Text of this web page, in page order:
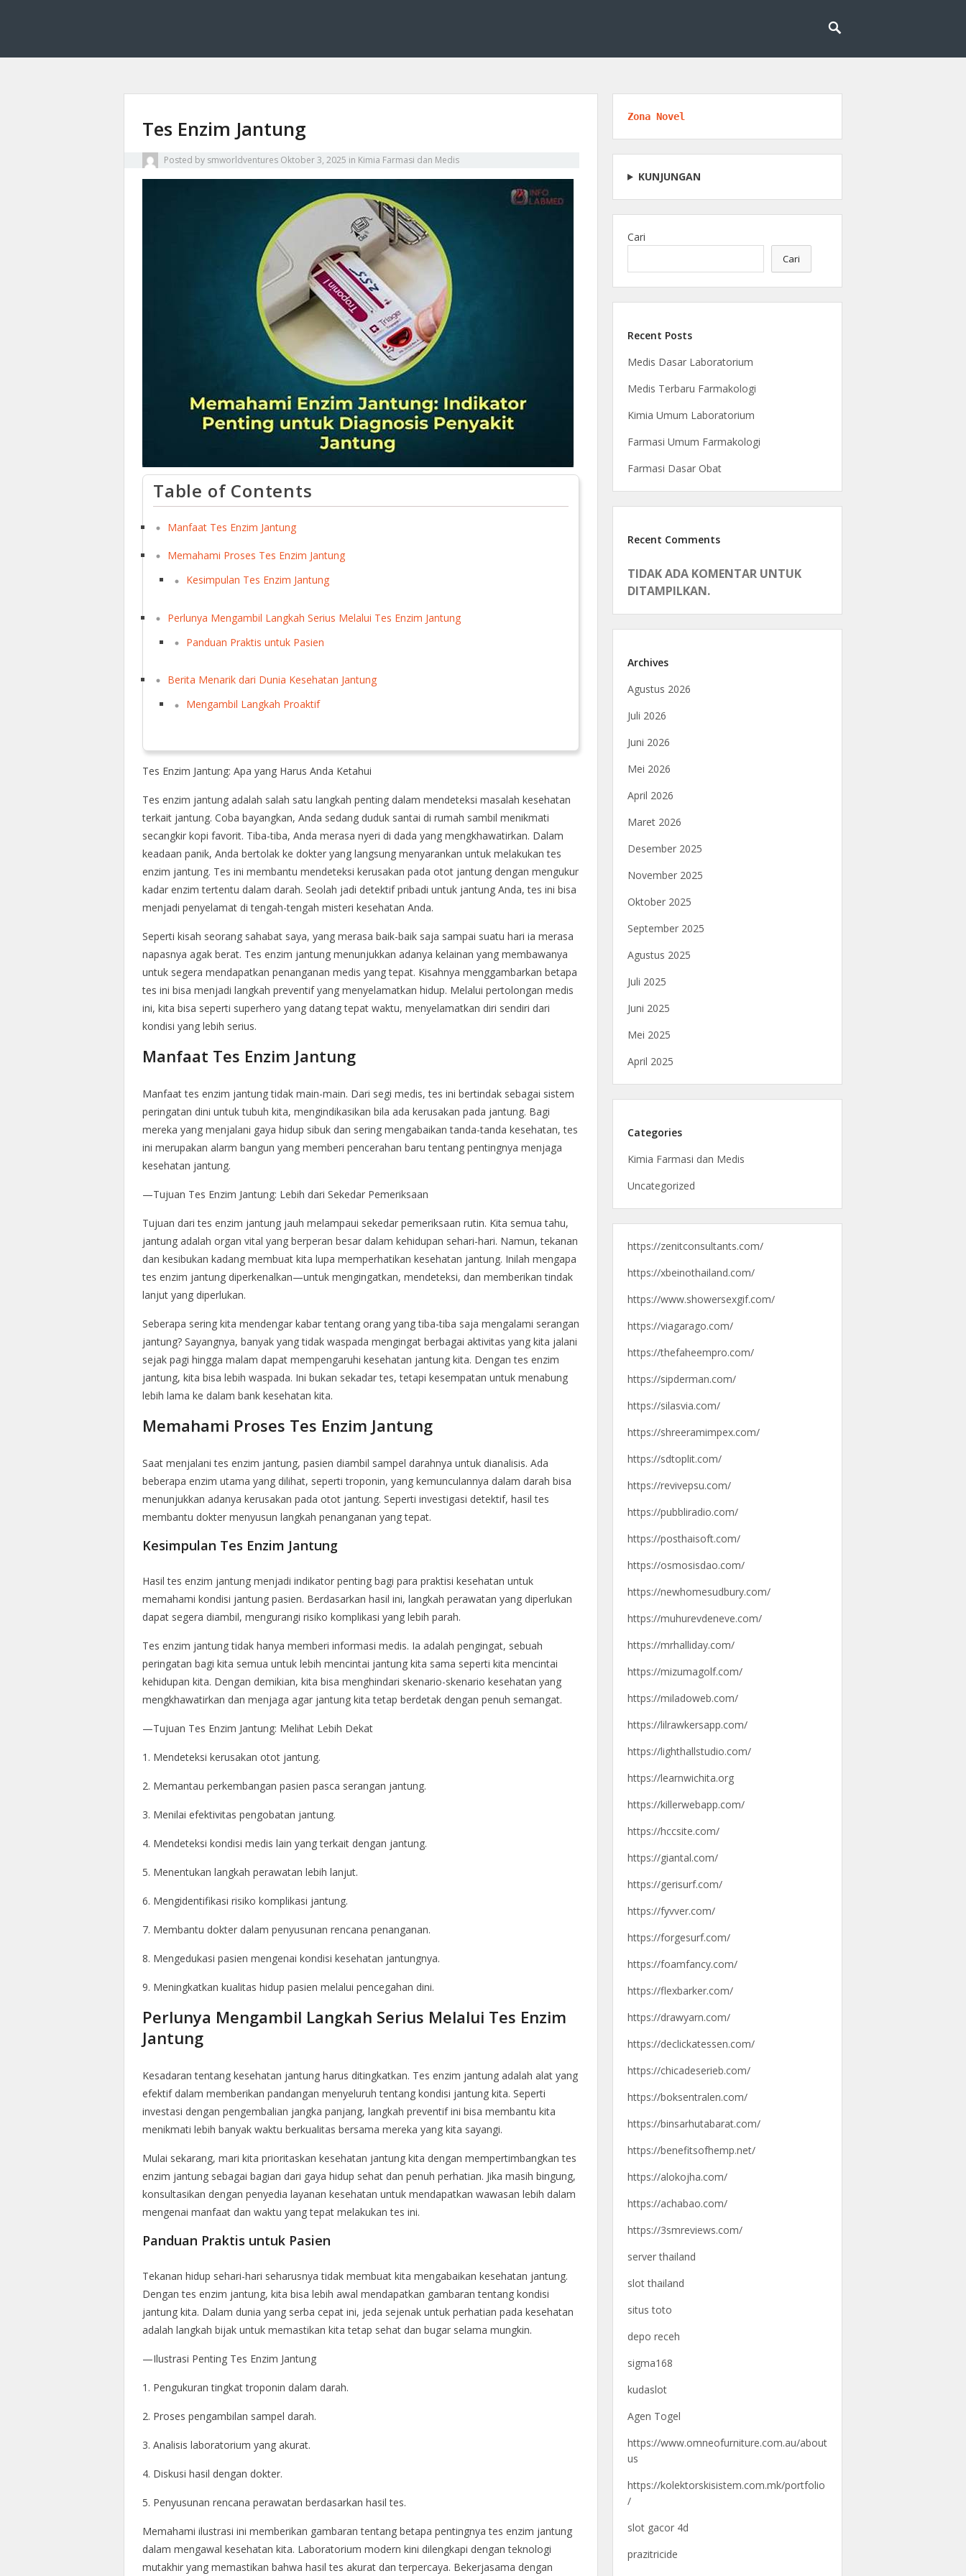
Tes Enzim Jantung
Posted by smworldventures Oktober 3, 2025 in Kimia Farmasi dan Medis
Table of Contents
Manfaat Tes Enzim Jantung
Memahami Proses Tes Enzim Jantung
Kesimpulan Tes Enzim Jantung
Perlunya Mengambil Langkah Serius Melalui Tes Enzim Jantung
Panduan Praktis untuk Pasien
Berita Menarik dari Dunia Kesehatan Jantung
Mengambil Langkah Proaktif
Tes Enzim Jantung: Apa yang Harus Anda Ketahui
Tes enzim jantung adalah salah satu langkah penting dalam mendeteksi masalah kesehatan
terkait jantung. Coba bayangkan, Anda sedang duduk santai di rumah sambil menikmati
secangkir kopi favorit. Tiba-tiba, Anda merasa nyeri di dada yang mengkhawatirkan. Dalam
keadaan panik, Anda bertolak ke dokter yang langsung menyarankan untuk melakukan tes
enzim jantung. Tes ini membantu mendeteksi kerusakan pada otot jantung dengan mengukur
kadar enzim tertentu dalam darah. Seolah jadi detektif pribadi untuk jantung Anda, tes ini bisa
menjadi penyelamat di tengah-tengah misteri kesehatan Anda.
Seperti kisah seorang sahabat saya, yang merasa baik-baik saja sampai suatu hari ia merasa
napasnya agak berat. Tes enzim jantung menunjukkan adanya kelainan yang membawanya
untuk segera mendapatkan penanganan medis yang tepat. Kisahnya menggambarkan betapa
tes ini bisa menjadi langkah preventif yang menyelamatkan hidup. Melalui pertolongan medis
ini, kita bisa seperti superhero yang datang tepat waktu, menyelamatkan diri sendiri dari
kondisi yang lebih serius.
Manfaat Tes Enzim Jantung
Manfaat tes enzim jantung tidak main-main. Dari segi medis, tes ini bertindak sebagai sistem
peringatan dini untuk tubuh kita, mengindikasikan bila ada kerusakan pada jantung. Bagi
mereka yang menjalani gaya hidup sibuk dan sering mengabaikan tanda-tanda kesehatan, tes
ini merupakan alarm bangun yang memberi pencerahan baru tentang pentingnya menjaga
kesehatan jantung.
—Tujuan Tes Enzim Jantung: Lebih dari Sekedar Pemeriksaan
Tujuan dari tes enzim jantung jauh melampaui sekedar pemeriksaan rutin. Kita semua tahu,
jantung adalah organ vital yang berperan besar dalam kehidupan sehari-hari. Namun, tekanan
dan kesibukan kadang membuat kita lupa memperhatikan kesehatan jantung. Inilah mengapa
tes enzim jantung diperkenalkan—untuk mengingatkan, mendeteksi, dan memberikan tindak
lanjut yang diperlukan.
Seberapa sering kita mendengar kabar tentang orang yang tiba-tiba saja mengalami serangan
jantung? Sayangnya, banyak yang tidak waspada mengingat berbagai aktivitas yang kita jalani
sejak pagi hingga malam dapat mempengaruhi kesehatan jantung kita. Dengan tes enzim
jantung, kita bisa lebih waspada. Ini bukan sekadar tes, tetapi kesempatan untuk menabung
lebih lama ke dalam bank kesehatan kita.
Memahami Proses Tes Enzim Jantung
Saat menjalani tes enzim jantung, pasien diambil sampel darahnya untuk dianalisis. Ada
beberapa enzim utama yang dilihat, seperti troponin, yang kemunculannya dalam darah bisa
menunjukkan adanya kerusakan pada otot jantung. Seperti investigasi detektif, hasil tes
membantu dokter menyusun langkah penanganan yang tepat.
Kesimpulan Tes Enzim Jantung
Hasil tes enzim jantung menjadi indikator penting bagi para praktisi kesehatan untuk
memahami kondisi jantung pasien. Berdasarkan hasil ini, langkah perawatan yang diperlukan
dapat segera diambil, mengurangi risiko komplikasi yang lebih parah.
Tes enzim jantung tidak hanya memberi informasi medis. Ia adalah pengingat, sebuah
peringatan bagi kita semua untuk lebih mencintai jantung kita sama seperti kita mencintai
kehidupan kita. Dengan demikian, kita bisa menghindari skenario-skenario kesehatan yang
mengkhawatirkan dan menjaga agar jantung kita tetap berdetak dengan penuh semangat.
—Tujuan Tes Enzim Jantung: Melihat Lebih Dekat
1. Mendeteksi kerusakan otot jantung.
2. Memantau perkembangan pasien pasca serangan jantung.
3. Menilai efektivitas pengobatan jantung.
4. Mendeteksi kondisi medis lain yang terkait dengan jantung.
5. Menentukan langkah perawatan lebih lanjut.
6. Mengidentifikasi risiko komplikasi jantung.
7. Membantu dokter dalam penyusunan rencana penanganan.
8. Mengedukasi pasien mengenai kondisi kesehatan jantungnya.
9. Meningkatkan kualitas hidup pasien melalui pencegahan dini.
Perlunya Mengambil Langkah Serius Melalui Tes Enzim
Jantung
Kesadaran tentang kesehatan jantung harus ditingkatkan. Tes enzim jantung adalah alat yang
efektif dalam memberikan pandangan menyeluruh tentang kondisi jantung kita. Seperti
investasi dengan pengembalian jangka panjang, langkah preventif ini bisa membantu kita
menikmati lebih banyak waktu berkualitas bersama mereka yang kita sayangi.
Mulai sekarang, mari kita prioritaskan kesehatan jantung kita dengan mempertimbangkan tes
enzim jantung sebagai bagian dari gaya hidup sehat dan penuh perhatian. Jika masih bingung,
konsultasikan dengan penyedia layanan kesehatan untuk mendapatkan wawasan lebih dalam
mengenai manfaat dan waktu yang tepat melakukan tes ini.
Panduan Praktis untuk Pasien
Tekanan hidup sehari-hari seharusnya tidak membuat kita mengabaikan kesehatan jantung.
Dengan tes enzim jantung, kita bisa lebih awal mendapatkan gambaran tentang kondisi
jantung kita. Dalam dunia yang serba cepat ini, jeda sejenak untuk perhatian pada kesehatan
adalah langkah bijak untuk memastikan kita tetap sehat dan bugar selama mungkin.
—Ilustrasi Penting Tes Enzim Jantung
1. Pengukuran tingkat troponin dalam darah.
2. Proses pengambilan sampel darah.
3. Analisis laboratorium yang akurat.
4. Diskusi hasil dengan dokter.
5. Penyusunan rencana perawatan berdasarkan hasil tes.
Memahami ilustrasi ini memberikan gambaran tentang betapa pentingnya tes enzim jantung
dalam mengawal kesehatan kita. Laboratorium modern kini dilengkapi dengan teknologi
mutakhir yang memastikan bahwa hasil tes akurat dan terpercaya. Bekerjasama dengan
Zona Novel
KUNJUNGAN
Cari
Cari
Recent Posts
Medis Dasar Laboratorium
Medis Terbaru Farmakologi
Kimia Umum Laboratorium
Farmasi Umum Farmakologi
Farmasi Dasar Obat
Recent Comments
TIDAK ADA KOMENTAR UNTUK
DITAMPILKAN.
Archives
Agustus 2026
Juli 2026
Juni 2026
Mei 2026
April 2026
Maret 2026
Desember 2025
November 2025
Oktober 2025
September 2025
Agustus 2025
Juli 2025
Juni 2025
Mei 2025
April 2025
Categories
Kimia Farmasi dan Medis
Uncategorized
https://zenitconsultants.com/
https://xbeinothailand.com/
https://www.showersexgif.com/
https://viagarago.com/
https://thefaheempro.com/
https://sipderman.com/
https://silasvia.com/
https://shreeramimpex.com/
https://sdtoplit.com/
https://revivepsu.com/
https://pubbliradio.com/
https://posthaisoft.com/
https://osmosisdao.com/
https://newhomesudbury.com/
https://muhurevdeneve.com/
https://mrhalliday.com/
https://mizumagolf.com/
https://miladoweb.com/
https://lilrawkersapp.com/
https://lighthallstudio.com/
https://learnwichita.org
https://killerwebapp.com/
https://hccsite.com/
https://giantal.com/
https://gerisurf.com/
https://fyvver.com/
https://forgesurf.com/
https://foamfancy.com/
https://flexbarker.com/
https://drawyarn.com/
https://declickatessen.com/
https://chicadeserieb.com/
https://boksentralen.com/
https://binsarhutabarat.com/
https://benefitsofhemp.net/
https://alokojha.com/
https://achabao.com/
https://3smreviews.com/
server thailand
slot thailand
situs toto
depo receh
sigma168
kudaslot
Agen Togel
https://www.omneofurniture.com.au/about
us
https://kolektorskisistem.com.mk/portfolio
/
slot gacor 4d
prazitricide